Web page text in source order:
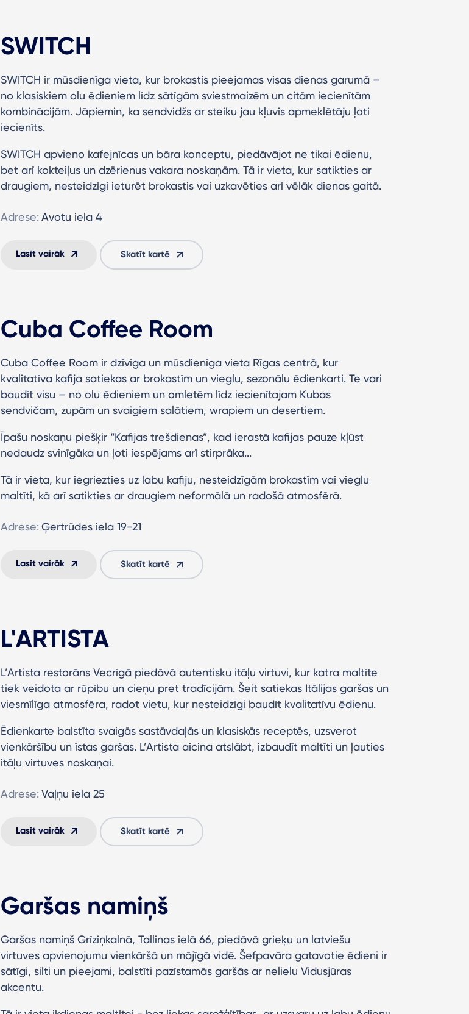
SWITCH
SWITCH ir mūsdienīga vieta, kur brokastis pieejamas visas dienas garumā –
no klasiskiem olu ēdieniem līdz sātīgām sviestmaizēm un citām iecienītām
kombinācijām. Jāpiemin, ka sendvidžs ar steiku jau kļuvis apmeklētāju ļoti
iecienīts.
SWITCH apvieno kafejnīcas un bāra konceptu, piedāvājot ne tikai ēdienu,
bet arī kokteiļus un dzērienus vakara noskaņām. Tā ir vieta, kur satikties ar
draugiem, nesteidzīgi ieturēt brokastis vai uzkavēties arī vēlāk dienas gaitā.
Adrese: Avotu iela 4
Lasīt vairāk Skatīt kartē
Cuba Coffee Room
Cuba Coffee Room ir dzīvīga un mūsdienīga vieta Rīgas centrā, kur
kvalitatīva kafija satiekas ar brokastīm un vieglu, sezonālu ēdienkarti. Te vari
baudīt visu – no olu ēdieniem un omletēm līdz iecienītajam Kubas
sendvičam, zupām un svaigiem salātiem, wrapiem un desertiem.
Īpašu noskaņu piešķir “Kafijas trešdienas”, kad ierastā kafijas pauze kļūst
nedaudz svinīgāka un ļoti iespējams arī stirprāka...
Tā ir vieta, kur iegriezties uz labu kafiju, nesteidzīgām brokastīm vai vieglu
maltīti, kā arī satikties ar draugiem neformālā un radošā atmosfērā.
Adrese: Ģertrūdes iela 19-21
Lasīt vairāk Skatīt kartē
L'ARTISTA
L’Artista restorāns Vecrīgā piedāvā autentisku itāļu virtuvi, kur katra maltīte
tiek veidota ar rūpību un cieņu pret tradīcijām. Šeit satiekas Itālijas garšas un
viesmīlīga atmosfēra, radot vietu, kur nesteidzīgi baudīt kvalitatīvu ēdienu.
Ēdienkarte balstīta svaigās sastāvdaļās un klasiskās receptēs, uzsverot
vienkāršību un īstas garšas. L’Artista aicina atslābt, izbaudīt maltīti un ļauties
itāļu virtuves noskaņai.
Adrese: Vaļņu iela 25
Lasīt vairāk Skatīt kartē
Garšas namiņš
Garšas namiņš Grīziņkalnā, Tallinas ielā 66, piedāvā grieķu un latviešu
virtuves apvienojumu vienkāršā un mājīgā vidē. Šefpavāra gatavotie ēdieni ir
sātīgi, silti un pieejami, balstīti pazīstamās garšās ar nelielu Vidusjūras
akcentu.